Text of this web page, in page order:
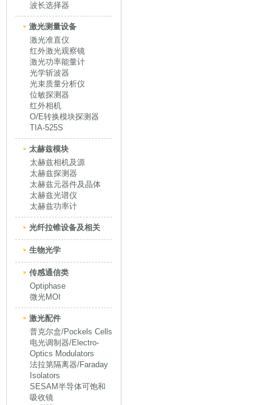
波长选择器
激光测量设备
激光准直仪
红外激光观察镜
激光功率能量计
光学斩波器
光束质量分析仪
位敏探测器
红外相机
O/E转换模块探测器
TIA-525S
太赫兹模块
太赫兹相机及源
太赫兹探测器
太赫兹元器件及晶体
太赫兹光谱仪
太赫兹功率计
光纤拉锥设备及相关
生物光学
传感通信类
Optiphase
微光MOI
激光配件
普克尔盒/Pockels Cells
电光调制器/Electro-
Optics Modulators
法拉第隔离器/Faraday
Isolators
SESAM半导体可饱和
吸收镜